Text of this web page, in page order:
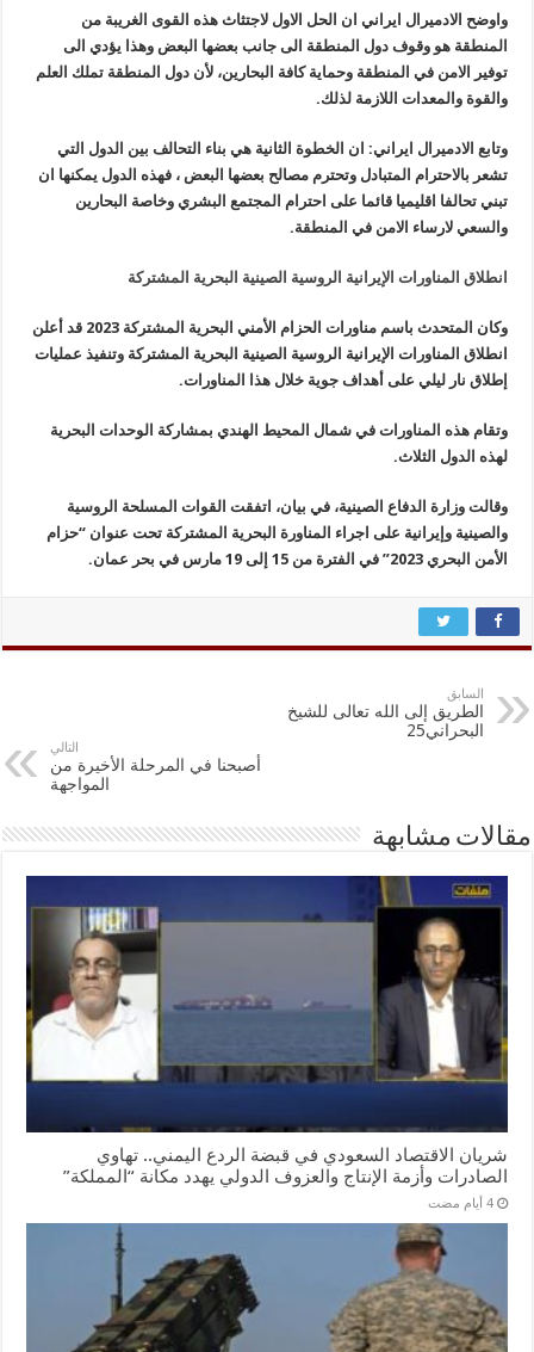
واوضح الادميرال ايراني ان الحل الاول لاجتثاث هذه القوى الغريبة من
المنطقة هو وقوف دول المنطقة الى جانب بعضها البعض وهذا يؤدي الى
توفير الامن في المنطقة وحماية كافة البحارين، لأن دول المنطقة تملك العلم
والقوة والمعدات اللازمة لذلك.
وتابع الادميرال ايراني: ان الخطوة الثانية هي بناء التحالف بين الدول التي
تشعر بالاحترام المتبادل وتحترم مصالح بعضها البعض ، فهذه الدول يمكنها ان
تبني تحالفا اقليميا قائما على احترام المجتمع البشري وخاصة البحارين
والسعي لارساء الامن في المنطقة.
انطلاق المناورات الإيرانية الروسية الصينية البحرية المشتركة
وكان المتحدث باسم مناورات الحزام الأمني ​​البحرية المشتركة 2023 قد أعلن
انطلاق المناورات الإيرانية الروسية الصينية البحرية المشتركة وتنفيذ عمليات
إطلاق نار ليلي على أهداف جوية خلال هذا المناورات.
وتقام هذه المناورات في شمال المحيط الهندي بمشاركة الوحدات البحرية
لهذه الدول الثلاث.
وقالت وزارة الدفاع الصينية، في بيان، اتفقت القوات المسلحة الروسية
والصينية وإيرانية على اجراء المناورة البحرية المشتركة تحت عنوان “حزام
الأمن البحري 2023” في الفترة من 15 إلى 19 مارس في بحر عمان.
السابق
الطريق إلى الله تعالى للشيخ
البحراني25
التالي
أصبحنا في المرحلة الأخيرة من
المواجهة
مقالات مشابهة
شريان الاقتصاد السعودي في قبضة الردع اليمني.. تهاوي
الصادرات وأزمة الإنتاج والعزوف الدولي يهدد مكانة “المملكة”
‏4 أيام مضت